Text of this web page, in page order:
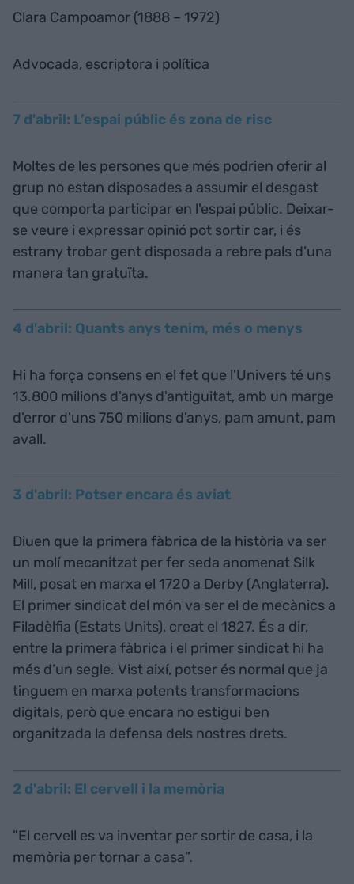
Clara Campoamor (1888 – 1972)
Advocada, escriptora i política
7 d'abril: L’espai públic és zona de risc
Moltes de les persones que més podrien oferir al
grup no estan disposades a assumir el desgast
que comporta participar en l'espai públic. Deixar-
se veure i expressar opinió pot sortir car, i és
estrany trobar gent disposada a rebre pals d’una
manera tan gratuïta.
4 d'abril: Quants anys tenim, més o menys
Hi ha força consens en el fet que l'Univers té uns
13.800 milions d'anys d'antiguitat, amb un marge
d'error d'uns 750 milions d'anys, pam amunt, pam
avall.
3 d'abril: Potser encara és aviat
Diuen que la primera fàbrica de la història va ser
un molí mecanitzat per fer seda anomenat Silk
Mill, posat en marxa el 1720 a Derby (Anglaterra).
El primer sindicat del món va ser el de mecànics a
Filadèlfia (Estats Units), creat el 1827. És a dir,
entre la primera fàbrica i el primer sindicat hi ha
més d’un segle. Vist així, potser és normal que ja
tinguem en marxa potents transformacions
digitals, però que encara no estigui ben
organitzada la defensa dels nostres drets.
2 d'abril: El cervell i la memòria
"El cervell es va inventar per sortir de casa, i la
memòria per tornar a casa”.